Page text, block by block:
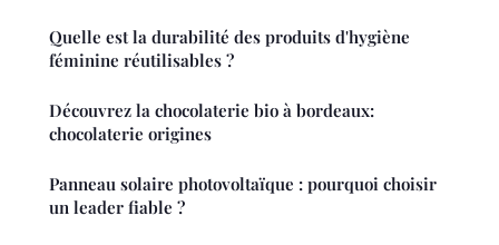
Quelle est la durabilité des produits d'hygiène
féminine réutilisables ?
Découvrez la chocolaterie bio à bordeaux:
chocolaterie origines
Panneau solaire photovoltaïque : pourquoi choisir
un leader fiable ?